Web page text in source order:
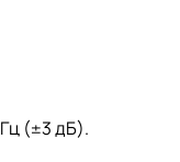
(±3 дБ).